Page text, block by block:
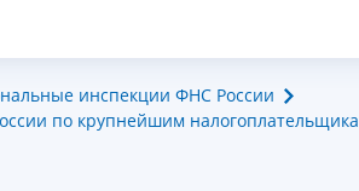
инспекции ФНС России
по крупнейшим